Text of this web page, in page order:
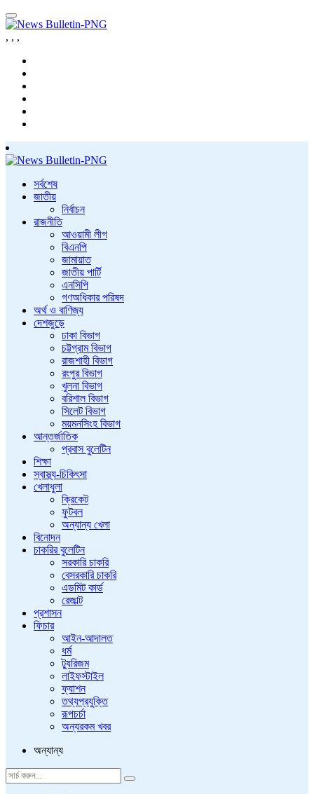
, , ,
সর্বশেষ
জাতীয়
নির্বাচন
রাজনীতি
আওয়ামী লীগ
বিএনপি
জামায়াত
জাতীয় পার্টি
এনসিপি
গণঅধিকার পরিষদ
অর্থ ও বাণিজ্য
দেশজুড়ে
ঢাকা বিভাগ
চট্টগ্রাম বিভাগ
রাজশাহী বিভাগ
রংপুর বিভাগ
খুলনা বিভাগ
বরিশাল বিভাগ
সিলেট বিভাগ
ময়মনসিংহ বিভাগ
আন্তর্জাতিক
প্রবাস বুলেটিন
শিক্ষা
স্বাস্থ্য-চিকিৎসা
খেলাধুলা
ক্রিকেট
ফুটবল
অন্যান্য খেলা
বিনোদন
চাকরির বুলেটিন
সরকারি চাকরি
বেসরকারি চাকরি
এডমিট কার্ড
রেজাল্ট
প্রশাসন
ফিচার
আইন-আদালত
ধর্ম
ট্যুরিজম
লাইফস্টাইল
ফ্যাশন
তথ্যপ্রযুক্তি
রূপচর্চা
অন্যরকম খবর
অন্যান্য